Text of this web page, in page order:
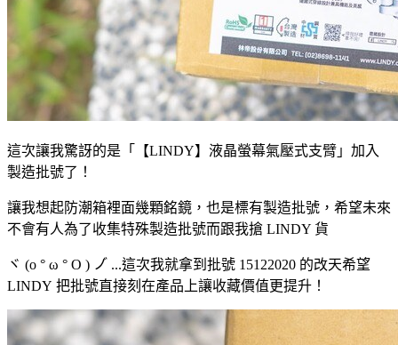
這次讓我驚訝的是「【LINDY】液晶螢幕氣壓式支臂」加入
製造批號了！
讓我想起防潮箱裡面幾顆銘鏡，也是標有製造批號，希望未來
不會有人為了收集特殊製造批號而跟我搶 LINDY 貨
ヾ (o ° ω ° O ) ノ゙ ...這次我就拿到批號 15122020 的改天希望
LINDY 把批號直接刻在產品上讓收藏價值更提升！